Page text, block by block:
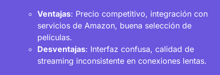
Ventajas: Precio competitivo, integración con
servicios de Amazon, buena selección de
películas.
Desventajas: Interfaz confusa, calidad de
streaming inconsistente en conexiones lentas.